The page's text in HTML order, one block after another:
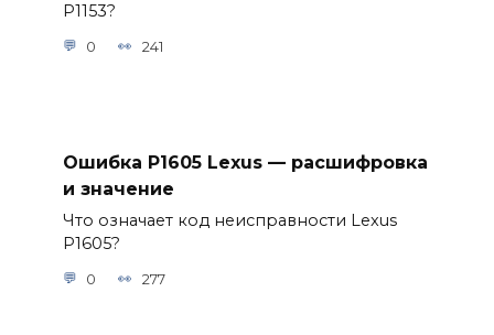
P1153?
0 241
Ошибка P1605 Lexus — расшифровка
и значение
Что означает код неисправности Lexus
P1605?
0 277